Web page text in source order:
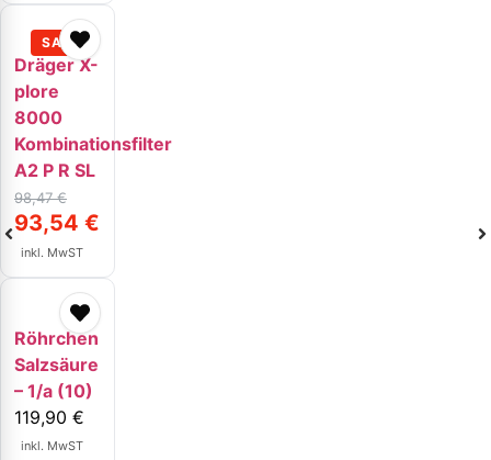
Dräger X-
plore
8000
Kombinationsfilter
A2 P R SL
98,47€
93,54 €
inkl. MwST
Röhrchen
Salzsäure
– 1/a (10)
119,90 €
inkl. MwST